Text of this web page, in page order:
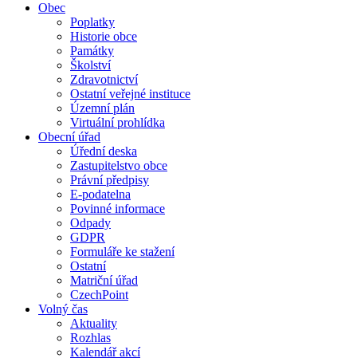
Obec
Poplatky
Historie obce
Památky
Školství
Zdravotnictví
Ostatní veřejné instituce
Územní plán
Virtuální prohlídka
Obecní úřad
Úřední deska
Zastupitelstvo obce
Právní předpisy
E-podatelna
Povinné informace
Odpady
GDPR
Formuláře ke stažení
Ostatní
Matriční úřad
CzechPoint
Volný čas
Aktuality
Rozhlas
Kalendář akcí